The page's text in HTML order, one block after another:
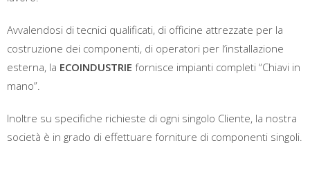
Avvalendosi di tecnici qualificati, di officine attrezzate per la
costruzione dei componenti, di operatori per l’installazione
esterna, la ECOINDUSTRIE fornisce impianti completi “Chiavi in
mano”.
Inoltre su specifiche richieste di ogni singolo Cliente, la nostra
società è in grado di effettuare forniture di componenti singoli.